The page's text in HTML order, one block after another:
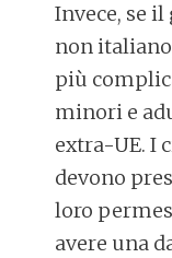
Invece, se
non
più
minori e
extra-UE. I
devono
loro
avere una